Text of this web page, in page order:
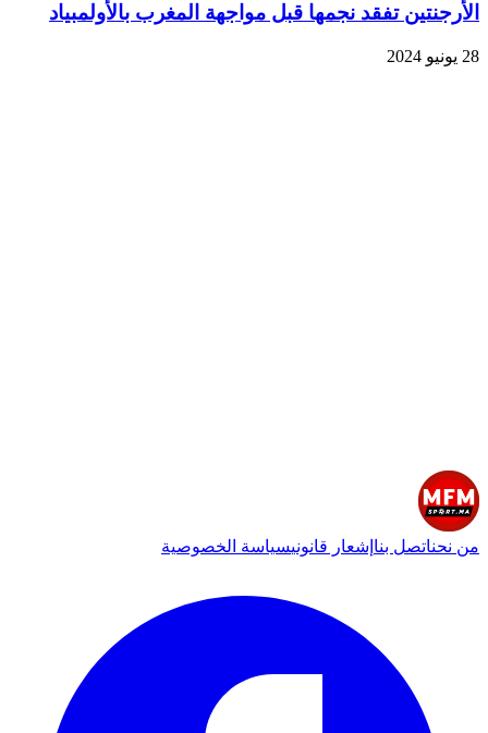
الأرجنتين تفقد نجمها قبل مواجهة المغرب بالأولمبياد
28 يونيو 2024
من نحناتصل بنا إشعار قانونيسياسة الخصوصية